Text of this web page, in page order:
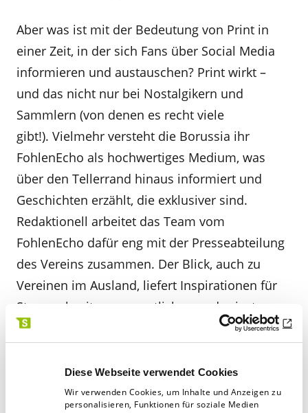
Diese Webseite verwendet Cookies
Wir verwenden Cookies, um Inhalte und Anzeigen zu
personalisieren, Funktionen für soziale Medien
Aber was ist mit der Bedeutung von Print in
einer Zeit, in der sich Fans über Social Media
informieren und austauschen? Print wirkt –
und das nicht nur bei Nostalgikern und
Sammlern (von denen es recht viele
gibt!). Vielmehr versteht die Borussia ihr
FohlenEcho als hochwertiges Medium, was
über den Tellerrand hinaus informiert und
Geschichten erzählt, die exklusiver sind.
Redaktionell arbeitet das Team vom
FohlenEcho dafür eng mit der Presseabteilung
des Vereins zusammen. Der Blick, auch zu
Vereinen im Ausland, liefert Inspirationen für
Storys, abseits von sportlichen und privaten
Situationen der Lizenzmannschaft. In der
Qualitätsanspruch auch in der Produktion
erlebbar, insbesondere durch die Auswahl des